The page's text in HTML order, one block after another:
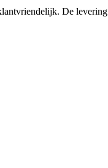
De